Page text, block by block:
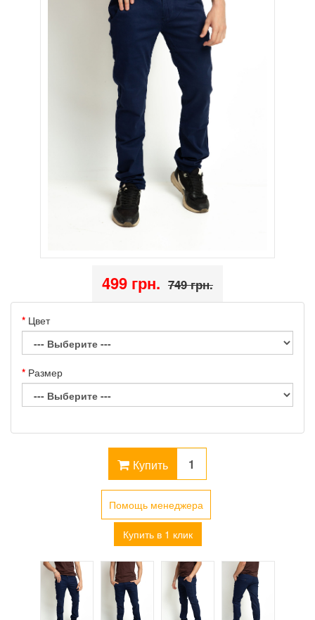
499 грн. 749 грн.
Цвет
Размер
Купить
Помощь менеджера
Купить в 1 клик